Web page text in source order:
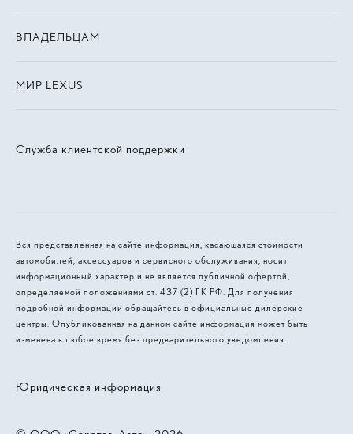
Служба клиентской поддержки
ВЛАДЕЛЬЦАМ
МИР LEXUS
Вся представленная на сайте информация, касающаяся стоимости
автомобилей, аксессуаров и сервисного обслуживания, носит
информационный характер и не является публичной офертой,
определяемой положениями ст. 437 (2) ГК РФ. Для получения
подробной информации обращайтесь в официальные дилерские
центры. Опубликованная на данном сайте информация может быть
изменена в любое время без предварительного уведомления.
Юридическая информация